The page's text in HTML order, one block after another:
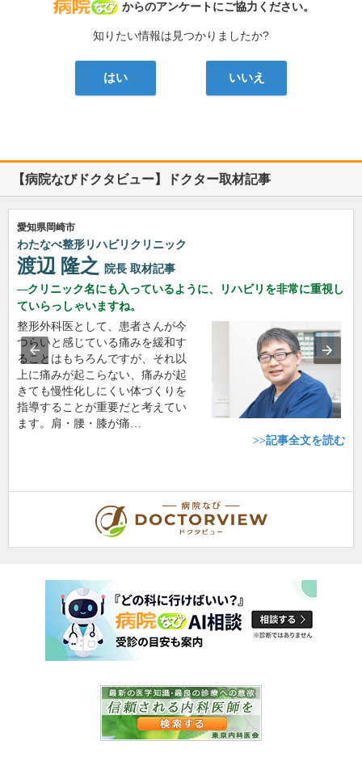
病院なび
からのアンケートにご協力ください。
知りたい情報は見つかりましたか?
はい いいえ
【病院なびドクタビュー】ドクター取材記事
愛知県岡崎市
わたなべ整形リハビリクリニック
渡辺 隆之 院長 取材記事
クリニック名にも入っているように、リハビリを非常に重視し
ていらっしゃいますね。
整形外科医として、患者さんが今
つらいと感じている痛みを緩和す
ることはもちろんですが、それ以
上に痛みが起こらない、痛みが起
きても慢性化しにくい体づくりを
指導することが重要だと考えてい
ます。肩・腰・膝が痛…
>>記事全文を読む